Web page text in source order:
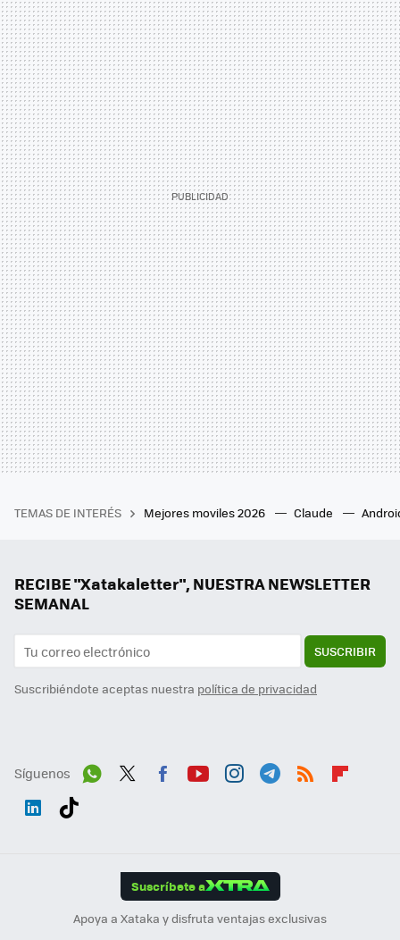
TEMAS DE INTERÉS Mejores moviles 2026 Claude
RECIBE "Xatakaletter", NUESTRA NEWSLETTER
SEMANAL
SUSCRIBIR
Suscribiéndote aceptas nuestra política de privacidad
Síguenos
Suscríbete a
Apoya a Xataka y disfruta ventajas exclusivas